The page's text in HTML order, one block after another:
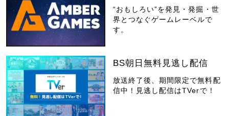
“おもしろい”を発見・発掘・世
界とつなぐゲームレーベルで
す。
BS朝日無料見逃し配信
放送終了後、期間限定で無料配
信中！見逃し配信はTVerで！